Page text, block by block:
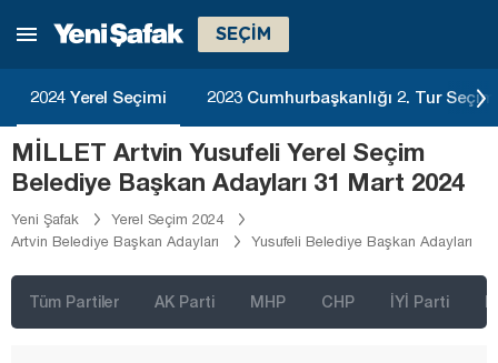
SEÇİM
2024 Yerel Seçimi 2023 Cumhurbaşkanlığı 2. Tur
MİLLET Artvin Yusufeli Yerel Seçim
Belediye Başkan Adayları 31 Mart 2024
Yeni Şafak
Yerel Seçim 2024
Artvin Belediye Başkan Adayları
Yusufeli Belediye Başkan Adayları
Tüm Partiler AK Parti MHP CHP İYİ Parti
Adıyaman
Ağrı
Aksaray
Amasya
Ardahan